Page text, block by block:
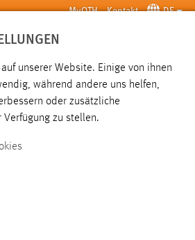
MyOTH Kontakt DE
SUCHE
BEWERBEN
unserer Website. Einige von ihnen
während andere uns helfen,
oder zusätzliche
Verfügung zu stellen.